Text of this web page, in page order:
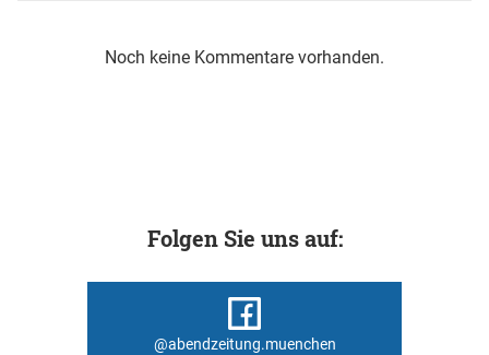
Noch keine Kommentare vorhanden.
Folgen Sie uns auf:
@abendzeitung.muenchen